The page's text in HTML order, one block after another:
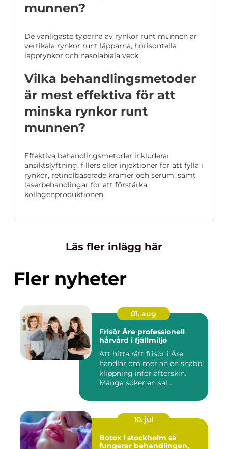
munnen?
De vanligaste typerna av rynkor runt munnen är
vertikala rynkor runt läpparna, horisontella
läpprynkor och nasolabiala veck.
Vilka behandlingsmetoder
är mest effektiva för att
minska rynkor runt
munnen?
Effektiva behandlingsmetoder inkluderar
ansiktslyftning, fillers eller injektioner för att fylla i
rynkor, retinolbaserade krämer och serum, samt
laserbehandlingar för att förstärka
kollagenproduktionen.
Läs fler inlägg här
Fler nyheter
01. aug
Frisör Åre professionell
hårvård i fjällmiljö
Att hitta rätt frisör i Åre
handlar om mer än en snabb
klippning inför afterskin.
Många söker en sal...
10. jul
Botox i stockholm så
fungerar behandlingen,